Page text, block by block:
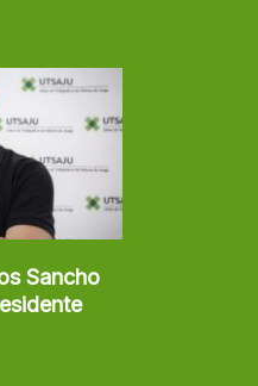
Sancho